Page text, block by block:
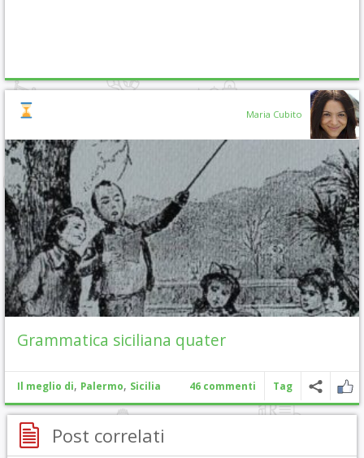
Maria Cubito
Grammatica siciliana quater
Il meglio di, Palermo, Sicilia 46 commenti Tag
Post correlati